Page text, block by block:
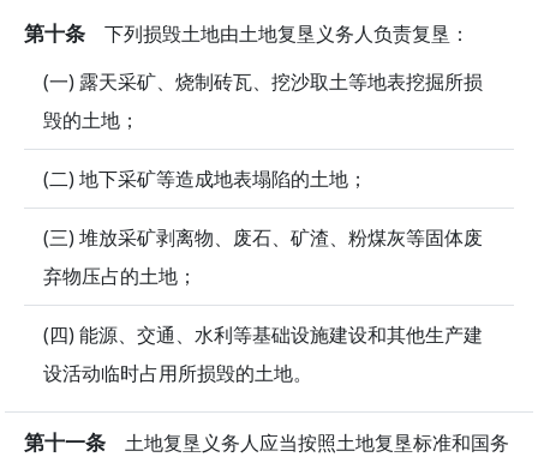
第十条 下列损毁土地由土地复垦义务人负责复垦：
(一) 露天采矿、烧制砖瓦、挖沙取土等地表挖掘所损
毁的土地；
(二) 地下采矿等造成地表塌陷的土地；
(三) 堆放采矿剥离物、废石、矿渣、粉煤灰等固体废
弃物压占的土地；
(四) 能源、交通、水利等基础设施建设和其他生产建
设活动临时占用所损毁的土地。
第十一条 土地复垦义务人应当按照土地复垦标准和国务